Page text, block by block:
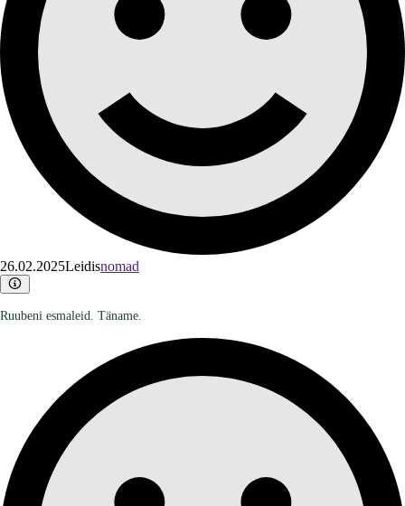
26.02.2025Leidisnomad
Ruubeni esmaleid. Täname.